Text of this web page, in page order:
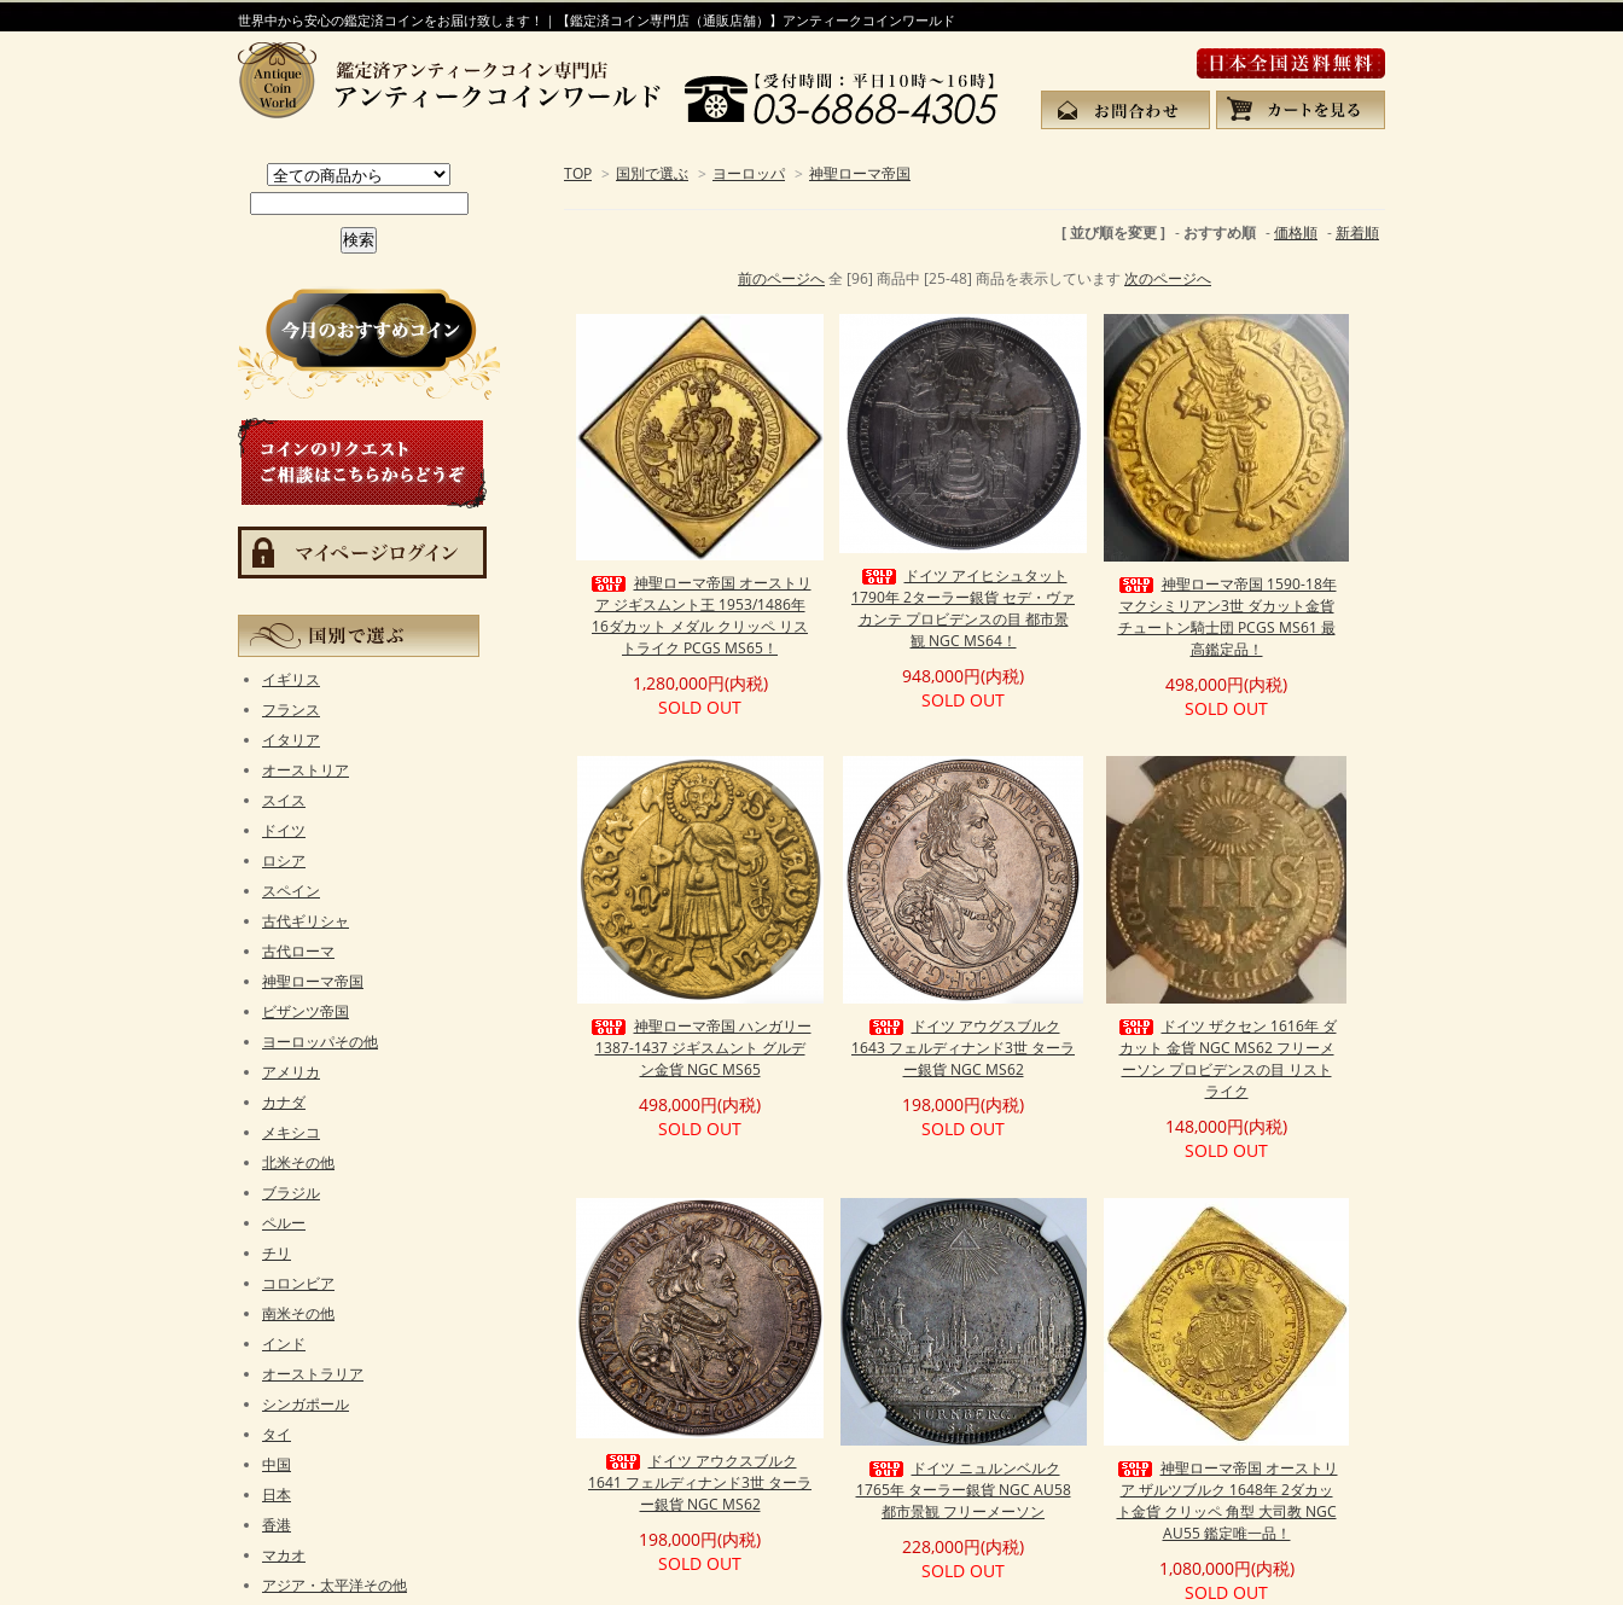
世界中から安心の鑑定済コインをお届け致します！｜【鑑定済コイン専門店（通販店舗）】アンティークコインワールド
TOP > 国別で選ぶ > ヨーロッパ > 神聖ローマ帝国
[ 並び順を変更 ] - おすすめ順 -価格順 -新着順
前のページへ全 [96] 商品中 [25-48] 商品を表示しています 次のページへ
神聖ローマ帝国 オーストリ
ア ジギスムント王 1953/1486年
16ダカット メダル クリッペ リス
トライク PCGS MS65！
1,280,000円(内税)
SOLD OUT
ドイツ アイヒシュタット
1790年 2ターラー銀貨 セデ・ヴァ
カンテ プロビデンスの目 都市景
観 NGC MS64！
948,000円(内税)
SOLD OUT
神聖ローマ帝国 1590-18年
マクシミリアン3世 ダカット金貨
チュートン騎士団 PCGS MS61 最
高鑑定品！
498,000円(内税)
SOLD OUT
神聖ローマ帝国 ハンガリー
1387-1437 ジギスムント グルデ
ン金貨 NGC MS65
498,000円(内税)
SOLD OUT
ドイツ アウグスブルク
1643 フェルディナンド3世 ターラ
ー銀貨 NGC MS62
198,000円(内税)
SOLD OUT
ドイツ ザクセン 1616年 ダ
カット 金貨 NGC MS62 フリーメ
ーソン プロビデンスの目 リスト
ライク
148,000円(内税)
SOLD OUT
ドイツ アウクスブルク
1641 フェルディナンド3世 ターラ
ー銀貨 NGC MS62
198,000円(内税)
SOLD OUT
ドイツ ニュルンベルク
1765年 ターラー銀貨 NGC AU58
都市景観 フリーメーソン
228,000円(内税)
SOLD OUT
神聖ローマ帝国 オーストリ
ア ザルツブルク 1648年 2ダカッ
ト金貨 クリッペ 角型 大司教 NGC
AU55 鑑定唯一品！
1,080,000円(内税)
SOLD OUT
イギリス
フランス
イタリア
オーストリア
スイス
ドイツ
ロシア
スペイン
古代ギリシャ
古代ローマ
神聖ローマ帝国
ビザンツ帝国
ヨーロッパその他
アメリカ
カナダ
メキシコ
北米その他
ブラジル
ペルー
チリ
コロンビア
南米その他
インド
オーストラリア
シンガポール
タイ
中国
日本
香港
マカオ
アジア・太平洋その他